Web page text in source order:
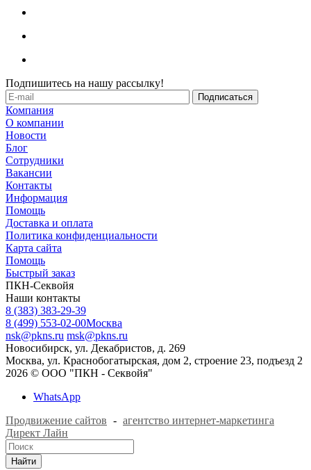
Подпишитесь на нашу рассылку!
Компания
О компании
Новости
Блог
Сотрудники
Вакансии
Контакты
Информация
Помощь
Доставка и оплата
Политика конфиденциальности
Карта сайта
Помощь
Быстрый заказ
ПКН-Секвойя
Наши контакты
8 (383) 383-29-39
8 (499) 553-02-00Москва
nsk@pkns.ru msk@pkns.ru
Новосибирск, ул. Декабристов, д. 269
Москва, ул. Краснобогатырская, дом 2, строение 23, подъезд 2
2026 © ООО "ПКН - Секвойя"
WhatsApp
Продвижение сайтов - агентство интернет-маркетинга
Директ Лайн
Найти